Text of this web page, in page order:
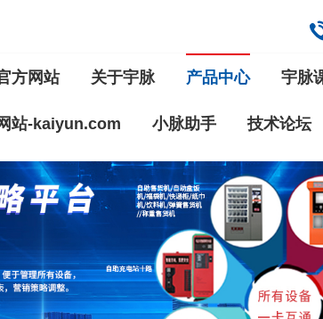
方网站 关于宇脉 产品中心 宇脉
站-kaiyun.com 小脉助手 技术论坛